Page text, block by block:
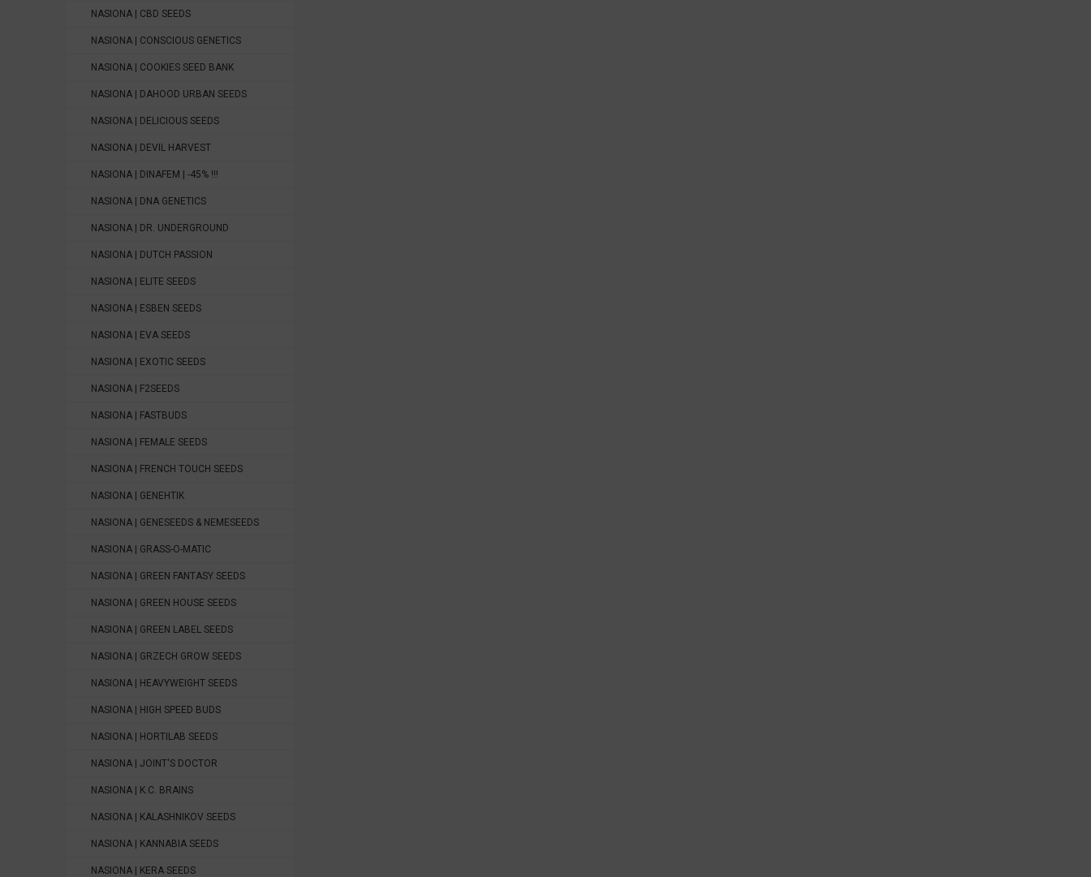
NASIONA | CBD SEEDS
NASIONA | CONSCIOUS GENETICS
NASIONA | COOKIES SEED BANK
NASIONA | DAHOOD URBAN SEEDS
NASIONA | DELICIOUS SEEDS
NASIONA | DEVIL HARVEST
NASIONA | DINAFEM | -45% !!!
NASIONA | DNA GENETICS
NASIONA | DR. UNDERGROUND
NASIONA | DUTCH PASSION
NASIONA | ELITE SEEDS
NASIONA | ESBEN SEEDS
NASIONA | EVA SEEDS
NASIONA | EXOTIC SEEDS
NASIONA | F2SEEDS
NASIONA | FASTBUDS
NASIONA | FEMALE SEEDS
NASIONA | FRENCH TOUCH SEEDS
NASIONA | GENEHTIK
NASIONA | GENESEEDS & NEMESEEDS
NASIONA | GRASS-O-MATIC
NASIONA | GREEN FANTASY SEEDS
NASIONA | GREEN HOUSE SEEDS
NASIONA | GREEN LABEL SEEDS
NASIONA | GRZECH GROW SEEDS
NASIONA | HEAVYWEIGHT SEEDS
NASIONA | HIGH SPEED BUDS
NASIONA | HORTILAB SEEDS
NASIONA | JOINT'S DOCTOR
NASIONA | K.C. BRAINS
NASIONA | KALASHNIKOV SEEDS
NASIONA | KANNABIA SEEDS
NASIONA | KERA SEEDS